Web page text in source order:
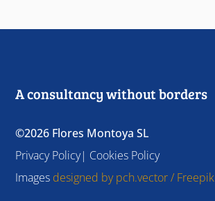
A consultancy without borders
©2026 Flores Montoya SL
Privacy Policy| Cookies Policy
Images designed by pch.vector / Freepik